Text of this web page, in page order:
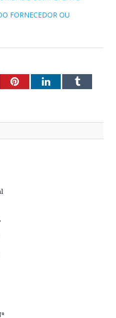
FORNECEDOR OU
PinterestLinkedInTumblr